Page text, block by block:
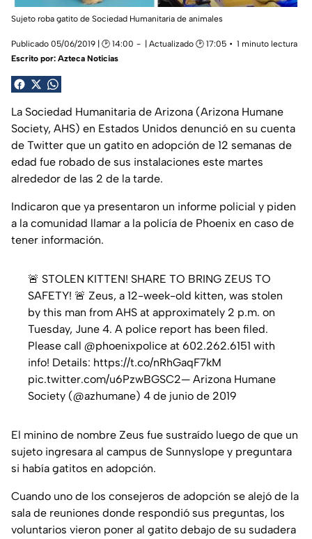
Sujeto roba gatito de Sociedad Humanitaria de animales
Publicado 05/06/2019 | 🕑 14:00 | Actualizado 🕑 17:05
1 minuto lectura
Escrito por: Azteca Noticias
La Sociedad Humanitaria de Arizona (Arizona Humane
Society, AHS) en Estados Unidos denunció en su cuenta
de Twitter que un gatito en adopción de 12 semanas de
edad fue robado de sus instalaciones este martes
alrededor de las 2 de la tarde.
Indicaron que ya presentaron un informe policial y piden
a la comunidad llamar a la policía de Phoenix en caso de
tener información.
🚨 STOLEN KITTEN! SHARE TO BRING ZEUS TO
SAFETY! 🚨 Zeus, a 12-week-old kitten, was stolen
by this man from AHS at approximately 2 p.m. on
Tuesday, June 4. A police report has been filed.
Please call @phoenixpolice at 602.262.6151 with
info! Details: https://t.co/nRhGaqF7kM
pic.twitter.com/u6PzwBGSC2— Arizona Humane
Society (@azhumane) 4 de junio de 2019
El minino de nombre Zeus fue sustraído luego de que un
sujeto ingresara al campus de Sunnyslope y preguntara
si había gatitos en adopción.
Cuando uno de los consejeros de adopción se alejó de la
sala de reuniones donde respondió sus preguntas, los
voluntarios vieron poner al gatito debajo de su sudadera